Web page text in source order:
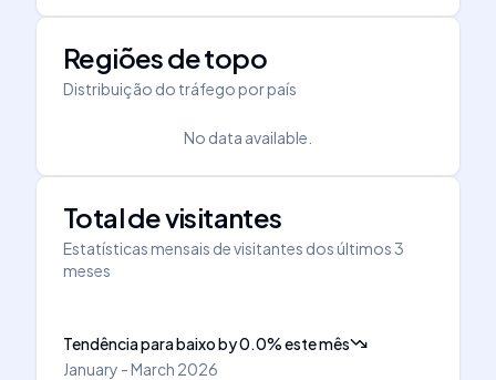
Regiões de topo
Distribuição do tráfego por país
No data available.
Total de visitantes
Estatísticas mensais de visitantes dos últimos 3
meses
Tendência para baixoby0.0%este mês
January - March 2026